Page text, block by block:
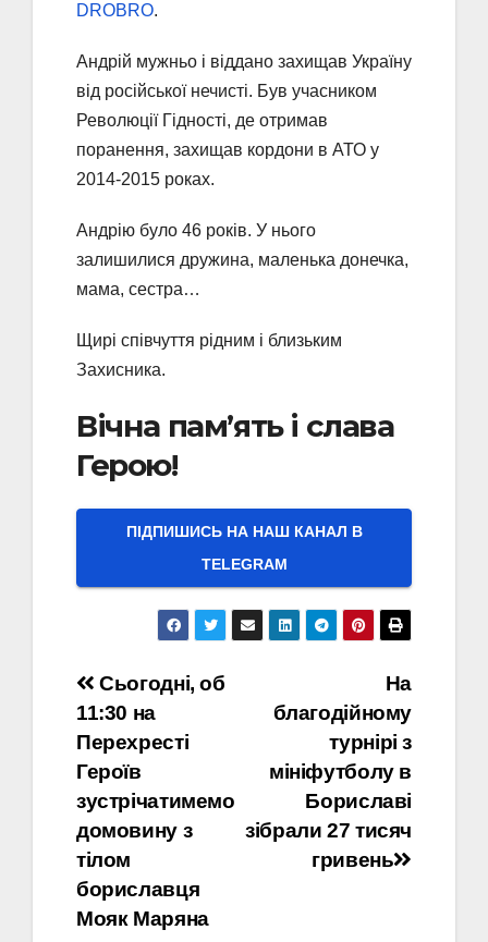
DROBRO.
Андрій мужньо і віддано захищав Україну
від російської нечисті. Був учасником
Революції Гідності, де отримав
поранення, захищав кордони в АТО у
2014-2015 роках.
Андрію було 46 років. У нього
залишилися дружина, маленька донечка,
мама, сестра…
Щирі співчуття рідним і близьким
Захисника.
Вічна пам’ять і слава
Герою!
ПІДПИШИСЬ НА НАШ КАНАЛ В
ТELEGRAM
Навігація
записів
На
благодійному
турнірі з
мініфутболу в
Бориславі
зібрали 27 тисяч
гривень
Сьогодні, об
11:30 на
Перехресті
Героїв
зустрічатимемо
домовину з
тілом
бориславця
Мояк Маряна